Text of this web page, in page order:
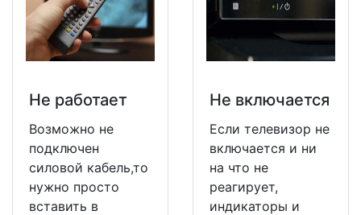
Не работает
Возможно не
подключен
силовой кабель,то
нужно просто
вставить в
Не включается
Если телевизор не
включается и ни
на что не
реагирует,
индикаторы и